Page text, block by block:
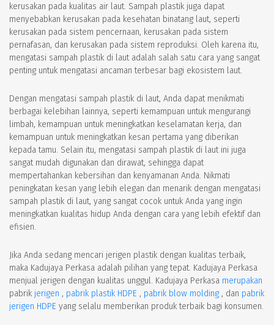
kerusakan pada kualitas air laut. Sampah plastik juga dapat
menyebabkan kerusakan pada kesehatan binatang laut, seperti
kerusakan pada sistem pencernaan, kerusakan pada sistem
pernafasan, dan kerusakan pada sistem reproduksi. Oleh karena itu,
mengatasi sampah plastik di laut adalah salah satu cara yang sangat
penting untuk mengatasi ancaman terbesar bagi ekosistem laut.
Dengan mengatasi sampah plastik di laut, Anda dapat menikmati
berbagai kelebihan lainnya, seperti kemampuan untuk mengurangi
limbah, kemampuan untuk meningkatkan keselamatan kerja, dan
kemampuan untuk meningkatkan kesan pertama yang diberikan
kepada tamu. Selain itu, mengatasi sampah plastik di laut ini juga
sangat mudah digunakan dan dirawat, sehingga dapat
mempertahankan kebersihan dan kenyamanan Anda. Nikmati
peningkatan kesan yang lebih elegan dan menarik dengan mengatasi
sampah plastik di laut, yang sangat cocok untuk Anda yang ingin
meningkatkan kualitas hidup Anda dengan cara yang lebih efektif dan
efisien.
Jika Anda sedang mencari jerigen plastik dengan kualitas terbaik,
maka Kadujaya Perkasa adalah pilihan yang tepat. Kadujaya Perkasa
menjual jerigen dengan kualitas unggul. Kadujaya Perkasa merupakan
pabrik jerigen , pabrik plastik HDPE , pabrik blow molding , dan pabrik
jerigen HDPE yang selalu memberikan produk terbaik bagi konsumen.